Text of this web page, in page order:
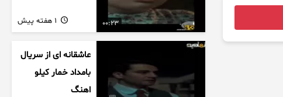
00:23
عاشقانه ای از سریال
بامداد خمار کیلو
اهنگ